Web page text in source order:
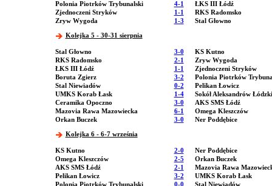
Polonia Piotrków Trybunalski
4-1 ŁKS III Łódź
Zjednoczeni Stryków
1-1 RKS Radomsko
Zryw Wygoda
1-3 Stal Głowno
Kolejka 5 - 30-31 sierpnia
Stal Głowno 3-0 KS Kutno
RKS Radomsko
2-1 Zryw Wygoda
ŁKS III Łódź
1-1 Zjednoczeni Stryków
Boruta Zgierz
3-2 Polonia Piotrków
Stal Niewiadów
0-2 Pelikan Łowicz
UMKS Korab Łask
1-4 Sokół Aleksandrów Łódzki
Ceramika Opoczno
3-0 AKS SMS Łódź
Mazovia Rawa Mazowiecka
6-1 Omega Kleszczów
Orkan Buczek
3-0 Ner Poddębice
Kolejka 6 - 6-7 września
KS Kutno 2-0 Ner Poddębice
Omega Kleszczów
2-5 Orkan Buczek
AKS SMS Łódź
2-1 Mazovia Rawa
Pelikan Łowicz
3-2 UMKS Korab Łask
Polonia Piotrków Trybunalski
0-0 Stal Niewiadów